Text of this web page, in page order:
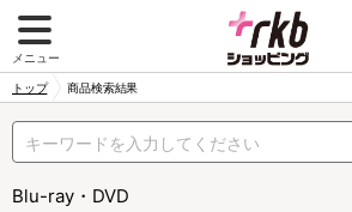
メニュー
トップ 商品検索結果
Blu-ray・DVD